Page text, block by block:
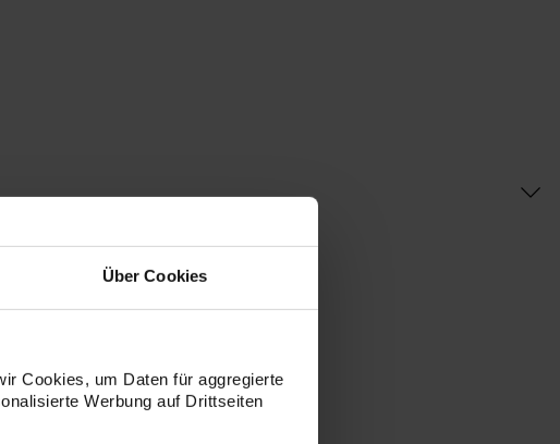
Über Cookies
Cookies, um Daten für aggregierte
Werbung auf Drittseiten